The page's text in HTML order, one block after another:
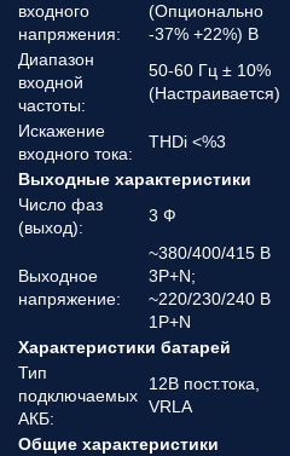
входного
напряжения:
(Опционально
-37% +22%) В
Диапазон
входной
частоты:
50-60 Гц ± 10%
(Настраивается)
Искажение
входного тока:
THDi <%3
Выходные характеристики
Число фаз
(выход):
3 Ф
Выходное
напряжение:
~380/400/415 В
3P+N;
~220/230/240 В
1P+N
Характеристики батарей
Тип
подключаемых
АКБ:
12В пост.тока,
VRLA
Общие характеристики